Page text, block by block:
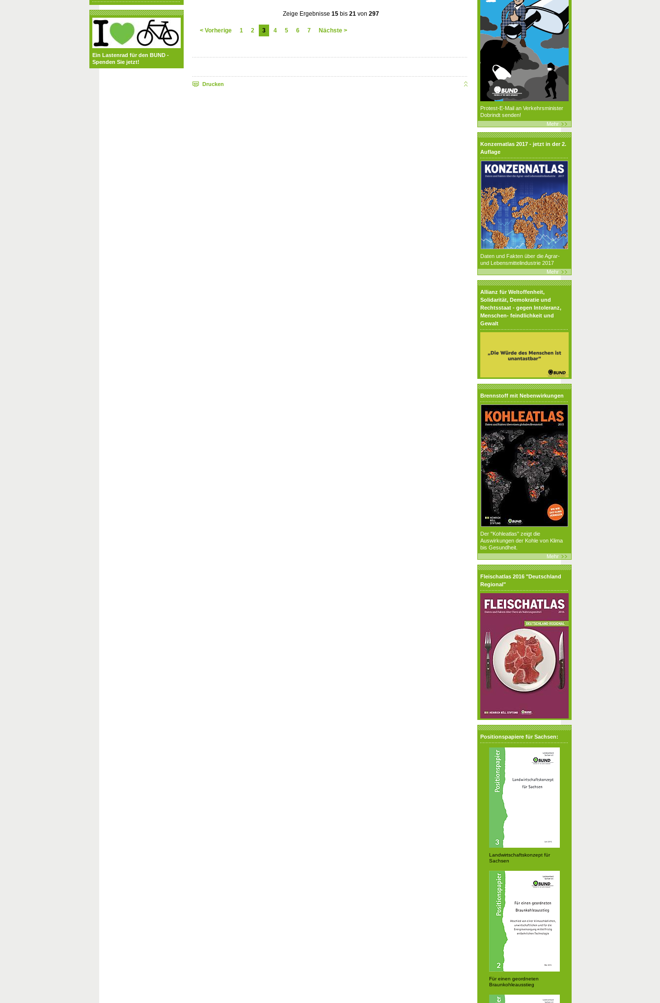
Zeige Ergebnisse 15bis 21von 297
< Vorherige 1 2 3 4 5 6 7 Nächste >
Drucken
Protest-E-Mail an Verkehrsminister
Dobrindt senden!
Mehr
Konzernatlas 2017 - jetzt in der 2.
Auflage
Daten und Fakten über die Agrar-
und Lebensmittelindustrie 2017
Mehr
Allianz für Weltoffenheit,
Solidarität, Demokratie und
Rechtsstaat - gegen Intoleranz,
Menschen- feindlichkeit und
Gewalt
Brennstoff mit Nebenwirkungen
Der "Kohleatlas" zeigt die
Auswirkungen der Kohle von Klima
bis Gesundheit.
Mehr
Fleischatlas 2016 "Deutschland
Regional"
Positionspapiere für Sachsen:
Landwirtschaftskonzept für
Sachsen
Für einen geordneten
Braunkohleausstieg
Ein Lastenrad für den BUND -
Spenden Sie jetzt!